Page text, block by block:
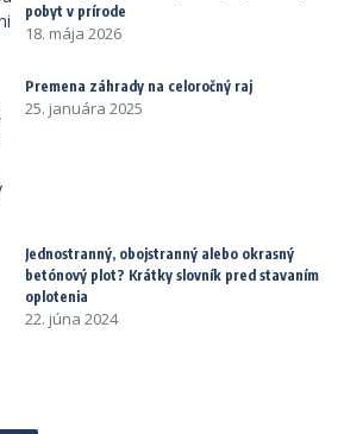
pobyt v prírode
18. mája 2026
Premena záhrady na celoročný raj
25. januára 2025
Jednostranný, obojstranný alebo okrasný
betónový plot? Krátky slovník pred stavaním
oplotenia
22. júna 2024